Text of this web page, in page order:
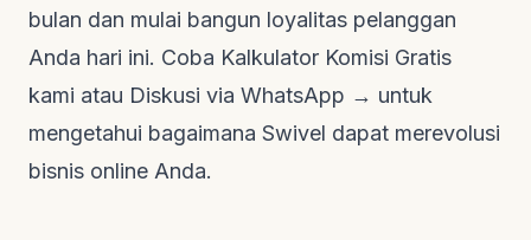
bulan dan mulai bangun loyalitas pelanggan
Anda hari ini. Coba Kalkulator Komisi Gratis
kami atau Diskusi via WhatsApp → untuk
mengetahui bagaimana Swivel dapat merevolusi
bisnis online Anda.